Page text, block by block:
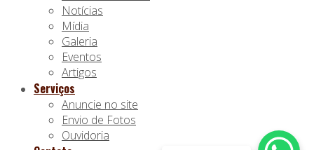
Notícias
Mídia
Galeria
Eventos
Artigos
Serviços
Anuncie no site
Envio de Fotos
Ouvidoria